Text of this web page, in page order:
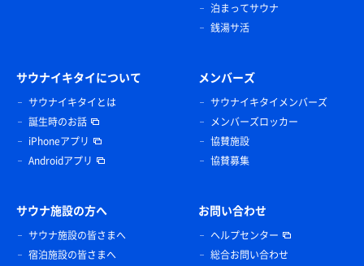
泊まってサウナ
銭湯サ活
サウナイキタイについて
サウナイキタイとは
誕生時のお話
iPhoneアプリ
Androidアプリ
メンバーズ
サウナイキタイメンバーズ
メンバーズロッカー
協賛施設
協賛募集
サウナ施設の方へ
サウナ施設の皆さまへ
宿泊施設の皆さまへ
お問い合わせ
ヘルプセンター
総合お問い合わせ